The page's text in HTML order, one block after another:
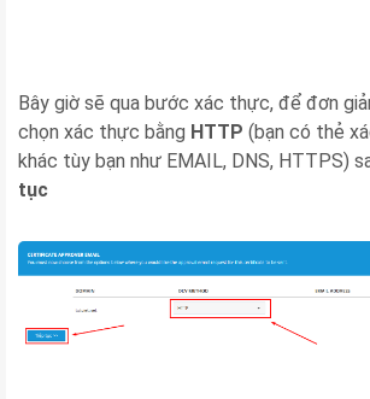
Bây giờ sẽ qua bước xác thực, để đơn
chọn xác thực bằng HTTP (bạn có thẻ
khác tùy bạn như EMAIL, DNS, HTTPS)
tục